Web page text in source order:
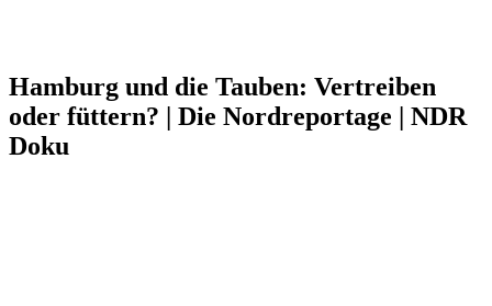
Hamburg und die Tauben: Vertreiben
oder füttern? | Die Nordreportage | NDR
Doku